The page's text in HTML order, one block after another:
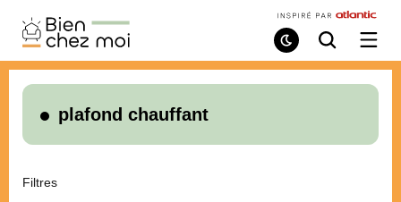
Bien
Chez
Moi
Mode
de
Recherche
/
le
plafond chauffant
Filtres